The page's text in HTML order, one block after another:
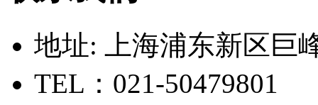
地址: 上海浦东新区巨
TEL：021-50479801